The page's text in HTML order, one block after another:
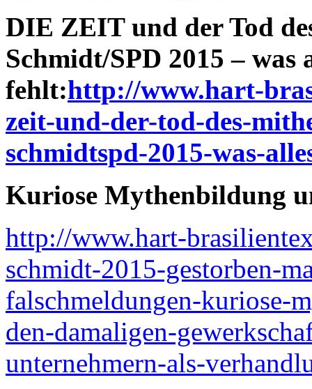
DIE ZEIT und der Tod
Schmidt/SPD 2015 –
fehlt:http://www.hart-
zeit-und-der-tod-des-
schmidtspd-2015-was-
Kuriose Mythenbildung
http://www.hart-
schmidt-2015-gestorben-
falschmeldungen-kuriose-
den-damaligen-
unternehmern-als-